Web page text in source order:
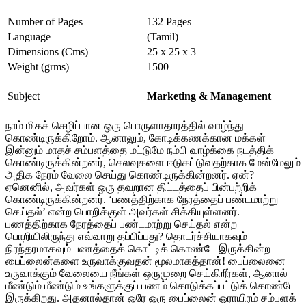
Number of Pages
132 Pages
Language
(Tamil)
Dimensions (Cms)
25 x 25 x 3
Weight (grms)
1500
Subject Marketing & Management
நாம் மிகச் செழிப்பான ஒரு பொருளாதாரத்தில் வாழ்ந்து
கொண்டிருக்கிறோம். ஆனாலும், கோடிக்கணக்கான மக்கள்
இன்னும் மாதச் சம்பளத்தை மட்டுமே நம்பி வாழ்க்கை நடத்திக்
கொண்டிருக்கின்றனர், செலவுகளை ஈடுகட்டுவதற்காக மேன்மேலும்
அதிக நேரம் வேலை செய்து கொண்டிருக்கின்றனர். ஏன்?
ஏனெனில், அவர்கள் ஒரு தவறான திட்டத்தைப் பின்பற்றிக்
கொண்டிருக்கின்றனர். ‘பணத்திற்காக நேரத்தைப் பண்டமாற்று
செய்தல்’ என்ற பொறிக்குள் அவர்கள் சிக்கியுள்ளனர்.
பணத்திற்காக நேரத்தைப் பண்டமாற்று செய்தல் என்ற
பொறியிலிருந்து எவ்வாறு தப்பிப்பது? தொடர்ச்சியாகவும்
நிரந்தரமாகவும் பணத்தைக் கொட்டிக் கொண்டே இருக்கின்ற
பைப்லைன்களை உருவாக்குவதன் மூலமாகத்தான்! பைப்லைனை
உருவாக்கும் வேலையை நீங்கள் ஒருமுறை செய்கிறீர்கள், ஆனால்
மீண்டும் மீண்டும் உங்களுக்குப் பணம் கொடுக்கப்பட்டுக் கொண்டே
இருக்கிறது. அதனால்தான் ஒரே ஒரு பைப்லைன் ஓராயிரம் சம்பளக்